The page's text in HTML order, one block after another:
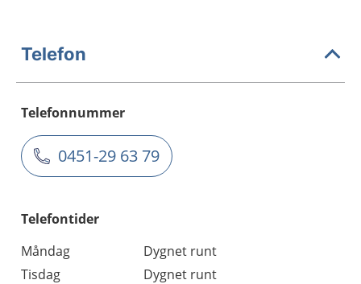
Telefon
Telefonnummer
0451-29 63 79
Telefontider
Måndag
Dygnet runt
Tisdag
Dygnet runt